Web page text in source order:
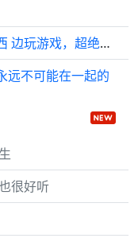
网友青岛偶遇丁程鑫烤肉店边吃东西 边玩游戏，超绝松弛感
远不可能在一起的
很好听